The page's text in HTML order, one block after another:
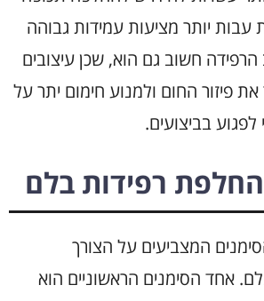
עבות יותר מציעות עמידות גבוהה
הרפידה חשוב גם הוא, שכן עיצובים
את פיזור החום ולמנוע חימום יתר על
בביצועים.
רפידות בלם
המצביעים על הצורך
אחד הסימנים הראשוניים הוא